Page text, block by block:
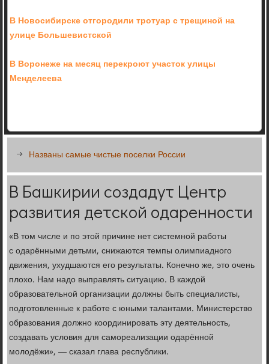
В Новосибирске отгородили тротуар с трещиной на
улице Большевистской
В Воронеже на месяц перекроют участок улицы
Менделеева
Названы самые чистые поселки России
В Башкирии создадут Центр
развития детской одаренности
«В том числе и по этой причине нет системной работы
с одарёнными детьми, снижаются темпы олимпиадного
движения, ухудшаются его результаты. Конечно же, это очень
плохо. Нам надо выправлять ситуацию. В каждой
образовательной организации должны быть специалисты,
подготовленные к работе с юными талантами. Министерство
образования должно координировать эту деятельность,
создавать условия для самореализации одарённой
молодёжи», — сказал глава республики.